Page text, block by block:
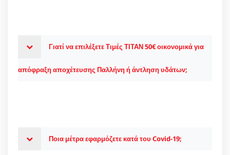
Γιατί να επιλέξετε Τιμές ΤΙΤΑΝ 50€ οικονομικά για
απόφραξη αποχέτευσης Παλλήνη ή άντληση υδάτων;
Ποια μέτρα εφαρμόζετε κατά του Covid-19;